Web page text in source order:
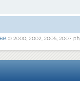
© 2000, 2002, 2005, 2007